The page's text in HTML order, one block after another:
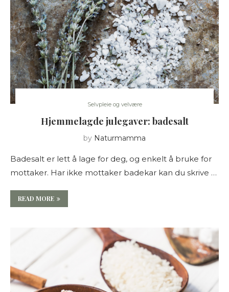
Selvpleie og velvære
Hjemmelagde julegaver: badesalt
by Naturmamma
Badesalt er lett å lage for deg, og enkelt å bruke for
mottaker. Har ikke mottaker badekar kan du skrive …
READ MORE